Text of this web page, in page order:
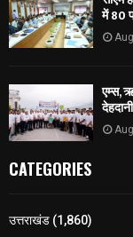
में 80
एम्स,
CATEGORIES
उत्तराखंड (1,860)